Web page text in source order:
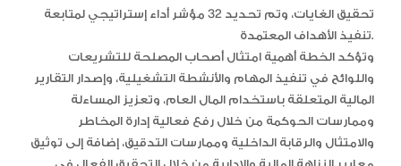
تحقيق الغايات، وتم تحديد 32 مؤشر أداء إستراتيجي لمتابعة
تنفيذ الأهداف المعتمدة.
وتؤكد الخطة أهمية امتثال أصحاب المصلحة للتشريعات
واللوائح في تنفيذ المهام والأنشطة التشغيلية، وإصدار التقارير
المالية المتعلقة باستخدام المال العام، وتعزيز المساءلة
وممارسات الحوكمة من خلال رفع فعالية إدارة المخاطر
والامتثال والرقابة الداخلية وممارسات التدقيق، إضافة إلى توثيق